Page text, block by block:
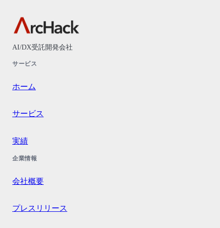
AI/DX受託開発会社
サービス
ホーム
サービス
実績
企業情報
会社概要
プレスリリース